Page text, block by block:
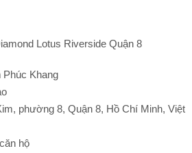
Phúc Khang
phường 8, Quận 8, Hồ Chí Minh, Việt
hộ